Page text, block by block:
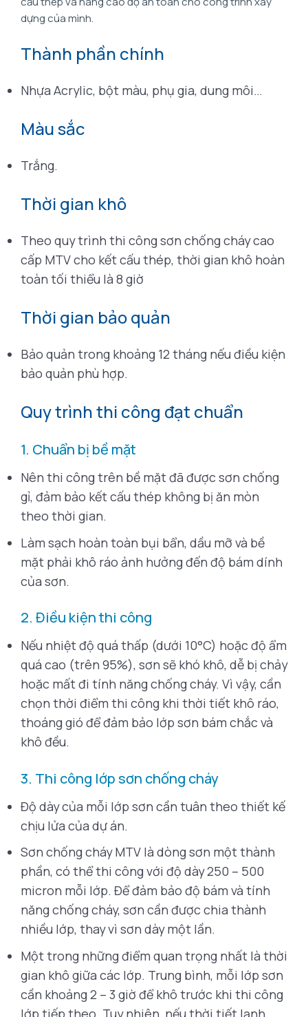
dựng của mình.
Thành phần chính
Nhựa Acrylic, bột màu, phụ gia, dung môi…
Màu sắc
Trắng.
Thời gian khô
Theo quy trình thi công sơn chống cháy cao
cấp MTV cho kết cấu thép, thời gian khô hoàn
toàn tối thiểu là 8 giờ
Thời gian bảo quản
Bảo quản trong khoảng 12 tháng nếu điều kiện
bảo quản phù hợp.
Quy trình thi công đạt chuẩn
1. Chuẩn bị bề mặt
Nên thi công trên bề mặt đã được sơn chống
gỉ, đảm bảo kết cấu thép không bị ăn mòn
theo thời gian.
Làm sạch hoàn toàn bụi bẩn, dầu mỡ và bề
mặt phải khô ráo ảnh hưởng đến độ bám dính
của sơn.
2. Điều kiện thi công
Nếu nhiệt độ quá thấp (dưới 10°C) hoặc độ ẩm
quá cao (trên 95%), sơn sẽ khó khô, dễ bị chảy
hoặc mất đi tính năng chống cháy. Vì vậy, cần
chọn thời điểm thi công khi thời tiết khô ráo,
thoáng gió để đảm bảo lớp sơn bám chắc và
khô đều.
3. Thi công lớp sơn chống cháy
Độ dày của mỗi lớp sơn cần tuân theo thiết kế
chịu lửa của dự án.
Sơn chống cháy MTV là dòng sơn một thành
phần, có thể thi công với độ dày 250 – 500
micron mỗi lớp. Để đảm bảo độ bám và tính
năng chống cháy, sơn cần được chia thành
nhiều lớp, thay vì sơn dày một lần.
Một trong những điểm quan trọng nhất là thời
gian khô giữa các lớp. Trung bình, mỗi lớp sơn
cần khoảng 2 – 3 giờ để khô trước khi thi công
lớp tiếp theo. Tuy nhiên, nếu thời tiết lạnh